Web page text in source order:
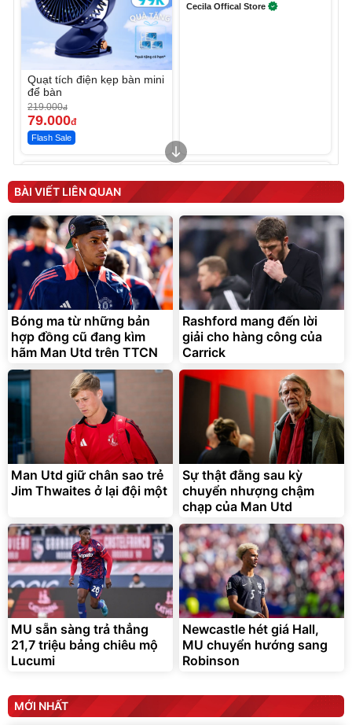
Quạt tích điện kẹp bàn mini
để bàn
219.000đ
79.000đ
Flash Sale
Cecila Offical Store
tức thì Vaseline Body
190.000đ
138.330đ
Discount
D2-001 - Thông Minh
3.000.000
2.200.000đ
Flash Sale
Unmute
Vali Bamozo Khung Nhôm
9066 Size 20/24/28 Cao
Cấp
1.000.000đ
825.000đ
Flash Sale
Lót ghế ôtô, nâng lưng
chống nóng giúp thoải mái
trong di chuyển
295.000đ
Đã bán nhiều
BÀI VIẾT LIÊN QUAN
Bóng ma từ những bản
hợp đồng cũ đang kìm
hãm Man Utd trên TTCN
Rashford mang đến lời
giải cho hàng công của
Carrick
Man Utd giữ chân sao trẻ
Jim Thwaites ở lại đội một
Sự thật đằng sau kỳ
chuyển nhượng chậm
chạp của Man Utd
MU sẵn sàng trả thẳng
21,7 triệu bảng chiêu mộ
Lucumi
Newcastle hét giá Hall,
MU chuyển hướng sang
Robinson
MỚI NHẤT